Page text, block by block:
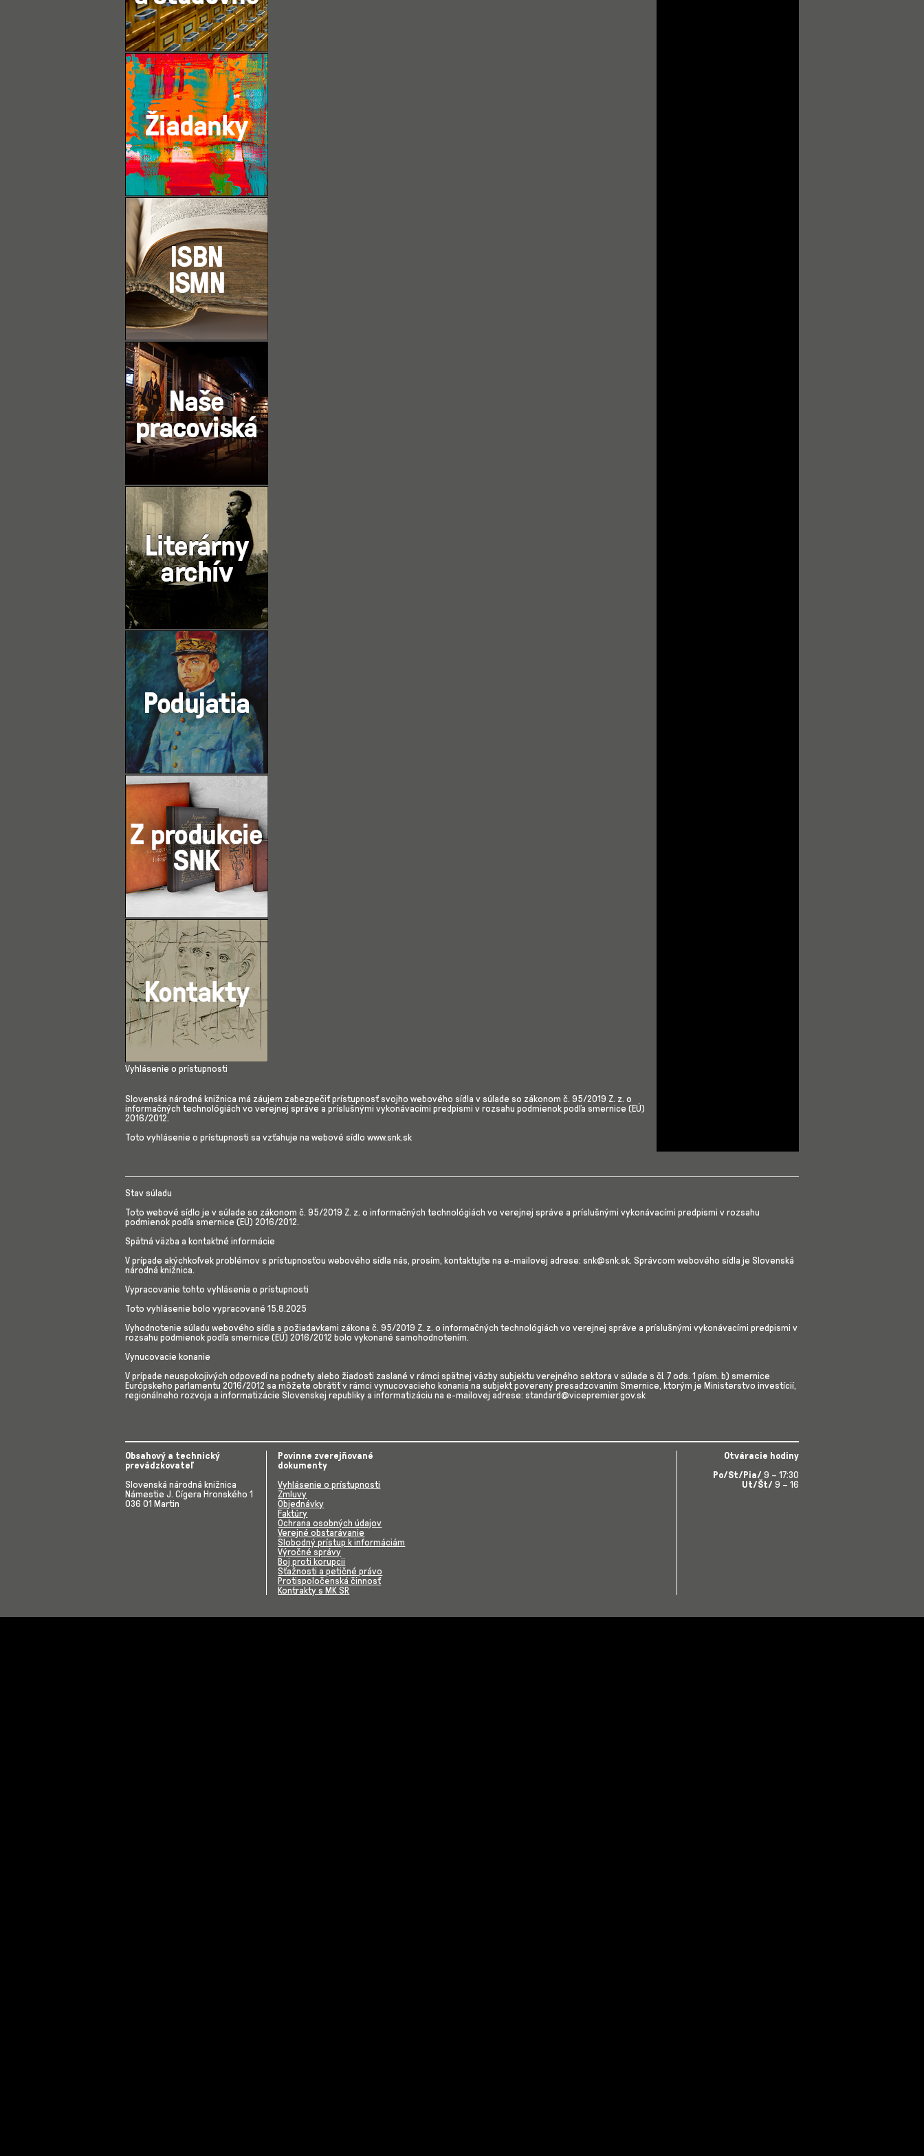
Vyhlásenie o prístupnosti
Slovenská národná knižnica má záujem zabezpečiť prístupnosť svojho webového sídla v súlade so zákonom č. 95/2019 Z. z. o
informačných technológiách vo verejnej správe a príslušnými vykonávacími predpismi v rozsahu podmienok podľa smernice (EÚ)
2016/2012.
Toto vyhlásenie o prístupnosti sa vzťahuje na webové sídlo www.snk.sk
Stav súladu
Toto webové sídlo je v súlade so zákonom č. 95/2019 Z. z. o informačných technológiách vo verejnej správe a príslušnými vykonávacími predpismi v rozsahu
podmienok podľa smernice (EÚ) 2016/2012.
Spätná väzba a kontaktné informácie
V prípade akýchkoľvek problémov s prístupnosťou webového sídla nás, prosím, kontaktujte na e-mailovej adrese: snk@snk.sk. Správcom webového sídla je Slovenská
národná knižnica.
Vypracovanie tohto vyhlásenia o prístupnosti
Toto vyhlásenie bolo vypracované 15.8.2025
Vyhodnotenie súladu webového sídla s požiadavkami zákona č. 95/2019 Z. z. o informačných technológiách vo verejnej správe a príslušnými vykonávacími predpismi v
rozsahu podmienok podľa smernice (EÚ) 2016/2012 bolo vykonané samohodnotením.
Vynucovacie konanie
V prípade neuspokojivých odpovedí na podnety alebo žiadosti zaslané v rámci spätnej väzby subjektu verejného sektora v súlade s čl. 7 ods. 1 písm. b) smernice
Európskeho parlamentu 2016/2012 sa môžete obrátiť v rámci vynucovacieho konania na subjekt poverený presadzovaním Smernice, ktorým je Ministerstvo investícií,
regionálneho rozvoja a informatizácie Slovenskej republiky a informatizáciu na e-mailovej adrese: standard@vicepremier.gov.sk
Obsahový a technický
prevádzkovateľ
Slovenská národná knižnica
Námestie J. Cígera Hronského 1
036 01 Martin
Povinne zverejňované
dokumenty
Vyhlásenie o prístupnosti
Zmluvy
Objednávky
Faktúry
Ochrana osobných údajov
Verejné obstarávanie
Slobodný prístup k informáciám
Výročné správy
Boj proti korupcii
Sťažnosti a petičné právo
Protispoločenská činnosť
Kontrakty s MK SR
Otváracie hodiny
Po/St/Pia/ 9 – 17:30
Ut/Št/ 9 – 16